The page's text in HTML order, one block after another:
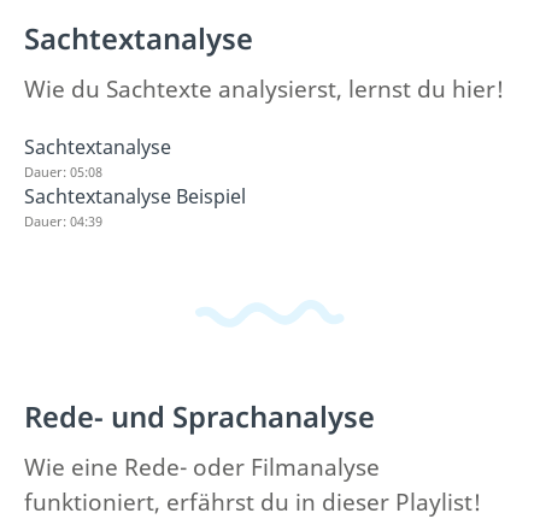
Sachtextanalyse
Wie du Sachtexte analysierst, lernst du hier!
Sachtextanalyse
Dauer: 05:08
Sachtextanalyse Beispiel
Dauer: 04:39
Rede- und Sprachanalyse
Wie eine Rede- oder Filmanalyse
funktioniert, erfährst du in dieser Playlist!